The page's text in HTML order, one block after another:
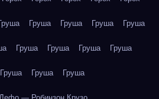
Груша Груша Груша Груша
Груша Груша Груша Груша
Груша Груша Груша